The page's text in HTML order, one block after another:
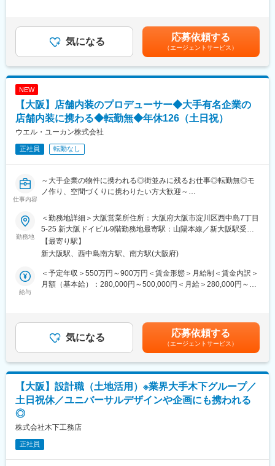
【多様なキャリア形成が可能◎】
マネジメントコース／プロフェッショナルコース等、複数の人事
制度コースを用意しているため、管理職でないと給与が上がらな
事が可能です。
■業務詳細：
（1）商業施設などにおけるソフト業務（企画、デザイン・設計）
重は異なります。
☆既存のお客様からのご依頼が多く、同時期に平行して担当する
のは1人1～5件程度となります。
■ミッション・やりがい：
とくに店舗内装においては、クライアントが全国規模の大手企業
のため、什器等様々な指定がございます。それを用いながら、全
ります。企業側にてすでに確立されたブランドがあるため、看板
や内装のデザインそのものを新規に作成するケースは少ないです
が街中でふと目に留まるような、誰もが知っている看板や店舗を
手掛けられる事が大きな遣り甲斐です。
■納入事例：ユニクロ、GU、ダイソー、ツルハホールディング
ス、DAISO、ドン・キホーテ、トヨタ、イオンモール、Gulliver、
看板を製作する自社工場を持ち企画・設計・製作・施工を一貫し
て行い、お客様からの要望を高い自由度で叶えることができるの
が当社の強みです。高い技術力とスピードある製作でお客様から
変更の範囲：会社の定める業務
（入社13年）年収600万円サブリーダー40歳（入社18年）年収
800万円リーダー賃金はあくまでも目安の金額であり、選考を通
じて上下する可能性があります。月給(月額)は固定手当を含めた表
記です。
気になる 応募依頼する
（エージェントサービス）
NEW
【大阪】店舗内装のプロデューサー◆大手有名企業の
店舗内装に携わる◆転勤無◆年休126（土日祝）
ウエル・ユーカン株式会社
正社員 転勤なし
仕事内容
～大手企業の物件に携われる◎街並みに残るお仕事◎転勤無◎モ
ノ作り、空間づくりに携わりたい方大歓迎～
◎年間休日126日×土日祝休み
◎年末年始・連続有給取得可能
◎大手との取引多数
■職務概要：
商業施設・各種専門店、オフィスなどのあらゆる空間創りに携る
ポジションです。お客様との打合せから、企画・デザイン・設計
や制作など一連の工程に関わっていただきます。
■業務詳細：
（1）商業施設などにおけるソフト業務（企画、デザイン・設計）
※受注形態（コンペや入札案件など）や対応顧客に応じて上記の比
重は異なります。
のは1人1～5件程度となります。
勤務地
＜勤務地詳細＞大阪営業所住所：大阪府大阪市淀川区西中島7丁目
5-25 新大阪ドイビル9階勤務地最寄駅：山陽本線／新大阪駅受動
喫煙対策：屋内全面禁煙変更の範囲：会社の定める事業所
【最寄り駅】
新大阪駅、西中島南方駅、南方駅(大阪府)
給与
＜予定年収＞550万円～900万円＜賃金形態＞月給制＜賃金内訳＞
月額（基本給）：280,000円～500,000円＜月給＞280,000円～
（入社13年）年収600万円サブリーダー40歳（入社18年）年収
800万円リーダー賃金はあくまでも目安の金額であり、選考を通
じて上下する可能性があります。月給(月額)は固定手当を含めた表
記です。
気になる 応募依頼する
（エージェントサービス）
【大阪】設計職（土地活用）※業界大手木下グループ／
土日祝休／ユニバーサルデザインや企画にも携われる
◎
株式会社木下工務店
正社員